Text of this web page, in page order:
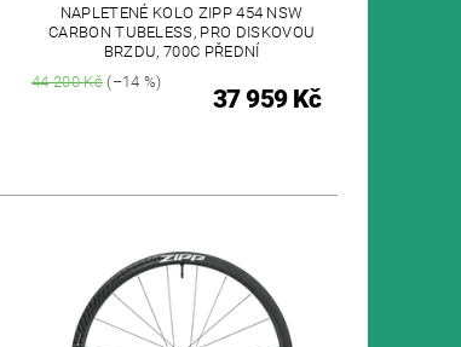
NAPLETENÉ KOLO ZIPP 454 NSW
CARBON TUBELESS, PRO DISKOVOU
BRZDU, 700C PŘEDNÍ
44 200 Kč(–14 %)
37 959 Kč